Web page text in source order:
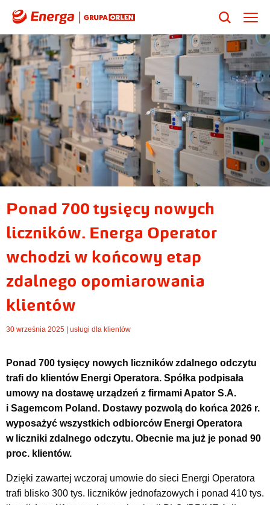
Ponad 700 tysięcy nowych
liczników. Energa Operator
wchodzi w końcowy etap
zdalnego opomiarowania
klientów
30 września 2025 | usługi dla klientów
Ponad 700 tysięcy nowych liczników zdalnego odczytu
trafi do klientów Energi Operatora. Spółka podpisała
umowy na dostawę urządzeń z firmami Apator S.A.
i Sagemcom Poland. Dostawy pozwolą do końca 2026 r.
wyposażyć wszystkich odbiorców Energi Operatora
w liczniki zdalnego odczytu. Obecnie ma już je ponad 90
proc. klientów.
Dzięki zawartej wczoraj umowie do sieci Energi Operatora
trafi blisko 300 tys. liczników jednofazowych i ponad 410 tys.